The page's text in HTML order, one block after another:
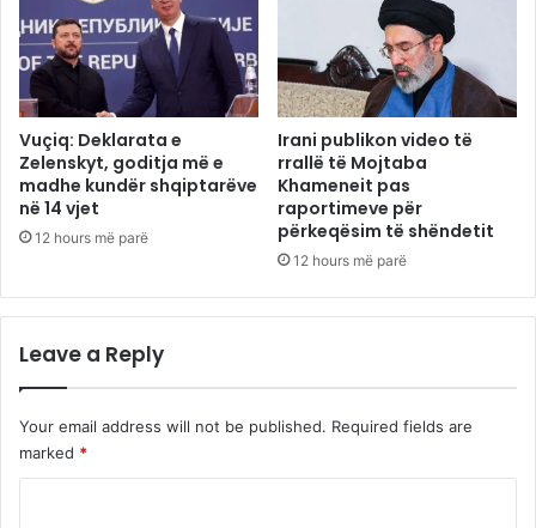
Vuçiq: Deklarata e
Zelenskyt, goditja më e
madhe kundër shqiptarëve
në 14 vjet
12 hours më parë
Irani publikon video të
rrallë të Mojtaba
Khameneit pas
raportimeve për
përkeqësim të shëndetit
12 hours më parë
Leave a Reply
Your email address will not be published. Required fields are
marked *